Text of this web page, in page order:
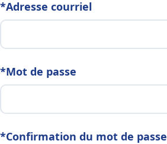
*Adresse courriel
*Mot de passe
*Confirmation du mot de passe